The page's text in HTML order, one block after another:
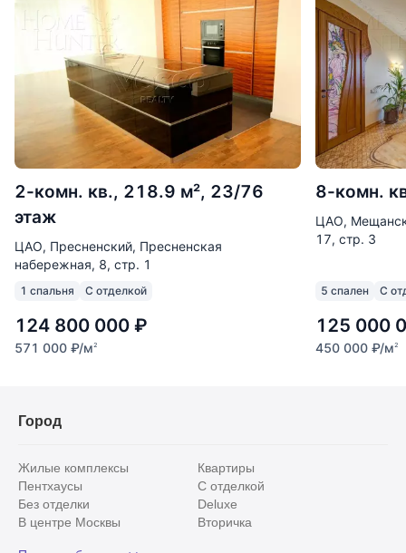
2-комн. кв., 218.9 м², 23/76
этаж
ЦАО, Пресненский, Пресненская
набережная, 8, стр. 1
1 спальня С отделкой
124 800 000 ₽
571 000 ₽/м2
8-комн.
ЦАО,
17, стр. 3
5 спален С
125 000
450 000 ₽/м2
Город
Жилые комплексы
Квартиры
Пентхаусы
С отделкой
Без отделки
Deluxe
В центре Москвы
Вторичка